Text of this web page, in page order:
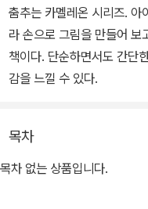
춤추는 카멜레온 시리즈. 아
라 손으로 그림을 만들어 보
책이다. 단순하면서도 간단
감을 느낄 수 있다.
목차
목차 없는 상품입니다.